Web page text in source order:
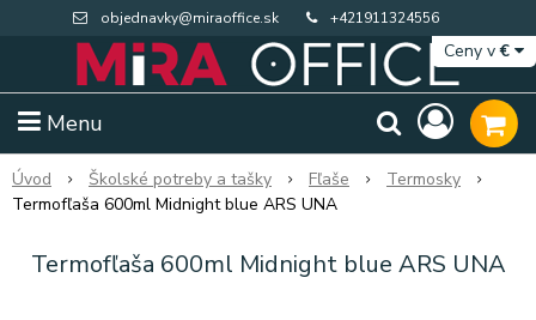
objednavky@miraoffice.sk +421911324556
Menu
Ceny v€
Úvod Školské potreby a tašky Fľaše
Termosky
Termofľaša 600ml Midnight blue ARS UNA
Termofľaša 600ml Midnight blue ARS UNA